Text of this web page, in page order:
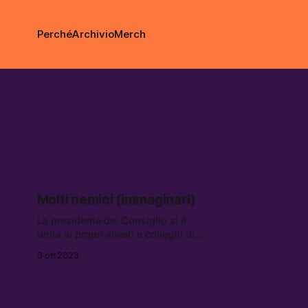
PerchéArchivioMerch
Molti nemici (immaginari)
La presidente del Consiglio si è
unita ai propri alleati e colleghi di
Iolanda Apostolico
3 ott 2023